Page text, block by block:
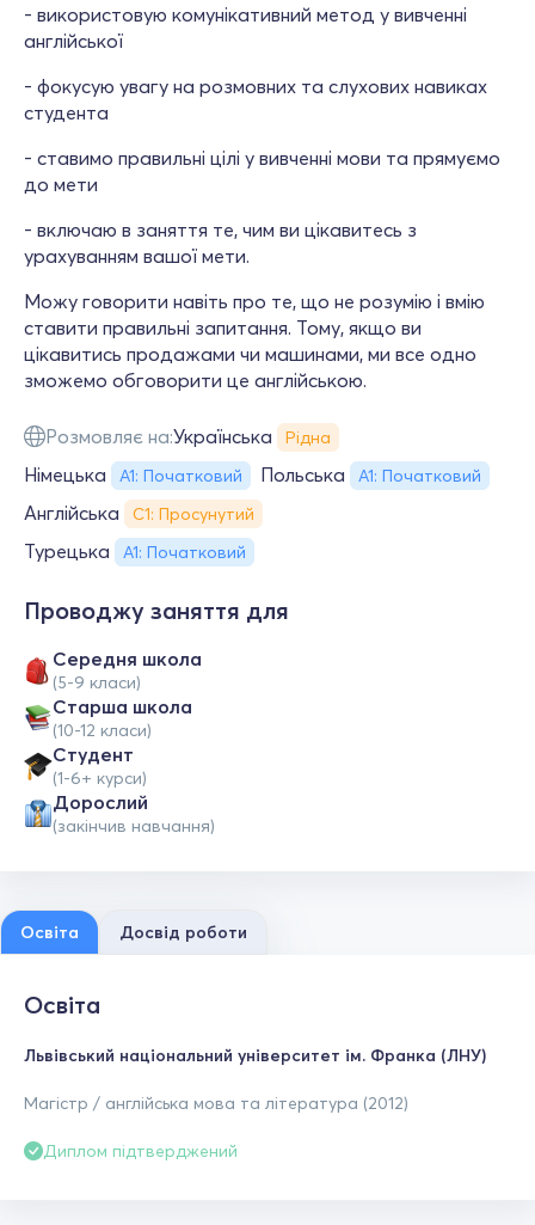
- використовую комунікативний метод у вивченні
англійської
- фокусую увагу на розмовних та слухових навиках
студента
- ставимо правильні цілі у вивченні мови та прямуємо
до мети
- включаю в заняття те, чим ви цікавитесь з
урахуванням вашої мети.
Можу говорити навіть про те, що не розумію і вмію
ставити правильні запитання. Тому, якщо ви
цікавитись продажами чи машинами, ми все одно
зможемо обговорити це англійською.
Розмовляє на:Українська Рідна
Німецька А1: Початковий Польська А1: Початковий
Англійська С1: Просунутий
Турецька А1: Початковий
Проводжу заняття для
Середня школа
(5-9 класи)
Старша школа
(10-12 класи)
Студент
(1-6+ курси)
Дорослий
(закінчив навчання)
Освіта Досвід роботи
Освіта
Львівський національний університет ім. Франка (ЛНУ)
Магістр / англійська мова та література (2012)
Диплом підтверджений